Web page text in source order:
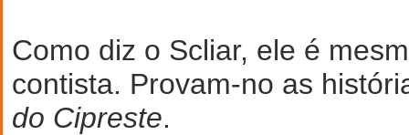
Como diz o Scliar, ele é
contista. Provam-no as
do Cipreste.